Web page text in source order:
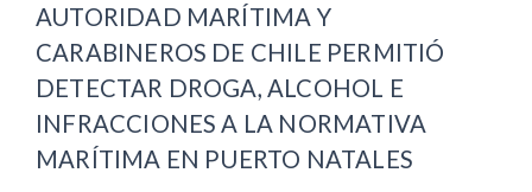
AUTORIDAD MARÍTIMA Y
CARABINEROS DE CHILE PERMITIÓ
DETECTAR DROGA, ALCOHOL E
INFRACCIONES A LA NORMATIVA
MARÍTIMA EN PUERTO NATALES